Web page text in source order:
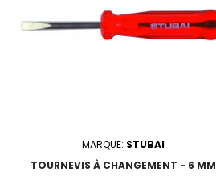
MARQUE: STUBAI
TOURNEVIS À CHANGEMENT - 6 MM